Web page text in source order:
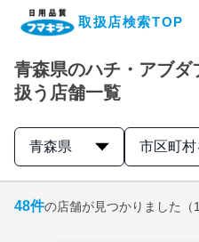
取扱店検索TOP
企業・IR情報サイト
製品情報サイト
青森県のハチ・アブ
扱う店舗一覧
青森県 市区町
48件の店舗が見つかりました